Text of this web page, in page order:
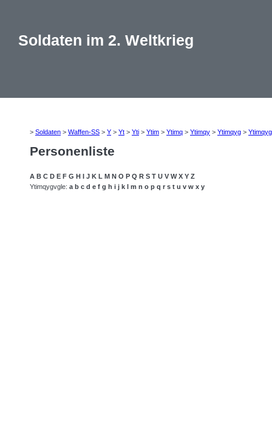
Soldaten im 2. Weltkrieg
> Soldaten > Waffen-SS > Y > Yt > Yti > Ytim > Ytimq > Ytimqy > Ytimqyg >
Personenliste
A B C D E F G H I J K L M N O P Q R S T U V W X Y Z
Ytimqygvgle: a b c d e f g h i j k l m n o p q r s t u v w x y